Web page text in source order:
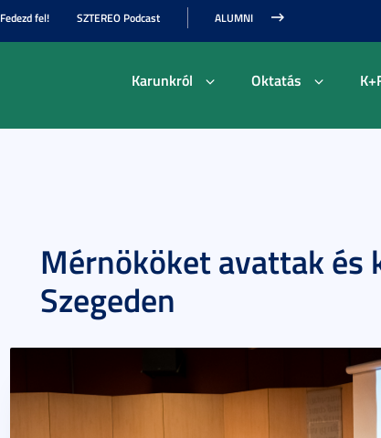
Fedezd fel! SZTEREO Podcast ALUMNI
Karunkról Oktatás
Mérnököket avattak és
Szegeden